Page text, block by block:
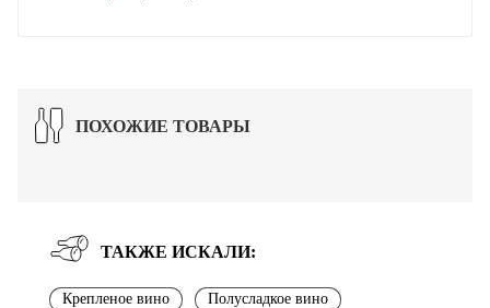
ПОХОЖИЕ ТОВАРЫ
ТАКЖЕ ИСКАЛИ:
Крепленое вино
Полусладкое вино